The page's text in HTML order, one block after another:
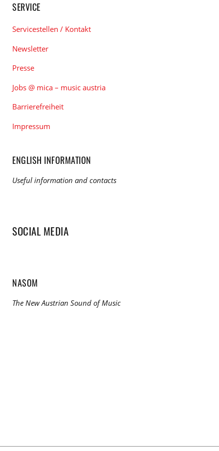
SERVICE
Servicestellen / Kontakt
Newsletter
Presse
Jobs @ mica – music austria
Barrierefreiheit
Impressum
ENGLISH INFORMATION
Useful information and contacts
SOCIAL MEDIA
NASOM
The New Austrian Sound of Music